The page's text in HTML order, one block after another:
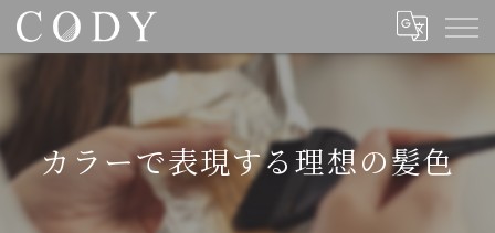
カラーで表現する理想の髪色